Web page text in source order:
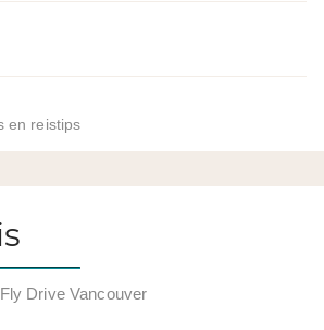
en reistips
Drive Vancouver